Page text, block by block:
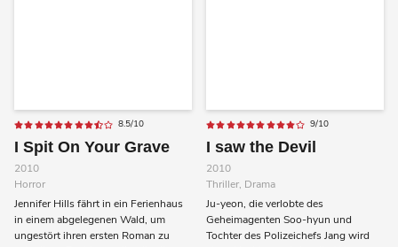
8.5/10
I Spit On Your Grave
2010
Horror
Jennifer Hills fährt in ein Ferienhaus
in einem abgelegenen Wald, um
ungestört ihren ersten Roman zu
9/10
I saw the Devil
2010
Thriller, Drama
Ju-yeon, die verlobte des
Geheimagenten Soo-hyun und
Tochter des Polizeichefs Jang wird